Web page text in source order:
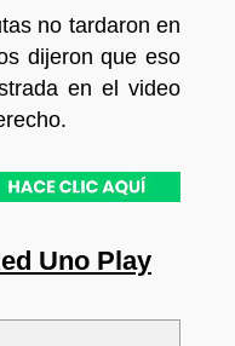
no tardaron en
dijeron que eso
en el video
Uno Play